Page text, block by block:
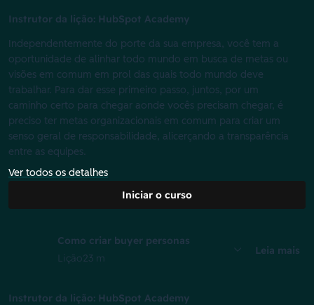
Instrutor da lição: HubSpot Academy
Independentemente do porte da sua empresa, você tem a
oportunidade de alinhar todo mundo em busca de metas ou
visões em comum em prol das quais todo mundo deve
trabalhar. Para dar esse primeiro passo, juntos, por um
caminho certo para chegar aonde vocês precisam chegar, é
preciso ter metas organizacionais em comum para criar um
senso geral de responsabilidade, alicerçando a transparência
entre as equipes.
Ver todos os detalhes
Iniciar o curso
Como criar buyer personas
Lição23 m
Leia mais
Instrutor da lição: HubSpot Academy